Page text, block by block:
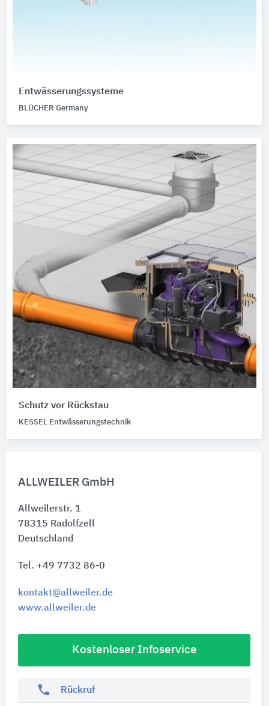
ALLWEILER GmbH
Allweilerstr. 1
78315 Radolfzell
Deutschland
Tel. +49 7732 86-0
kontakt@allweiler.de
www.allweiler.de
Kostenloser Infoservice
phone Rückruf
Entwässerungssysteme
BLÜCHER Germany
Schutz vor Rückstau
KESSEL Entwässerungstechnik